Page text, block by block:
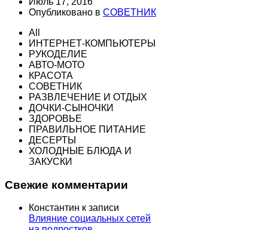
Опубликовано в СОВЕТНИК
All
ИНТЕРНЕТ-КОМПЬЮТЕРЫ
РУКОДЕЛИЕ
АВТО-МОТО
КРАСОТА
СОВЕТНИК
РАЗВЛЕЧЕНИЕ И ОТДЫХ
ДОЧКИ-СЫНОЧКИ
ЗДОРОВЬЕ
ПРАВИЛЬНОЕ ПИТАНИЕ
ДЕСЕРТЫ
ХОЛОДНЫЕ БЛЮДА И
ЗАКУСКИ
Свежие комментарии
Константин к записи
Влияние социальных сетей